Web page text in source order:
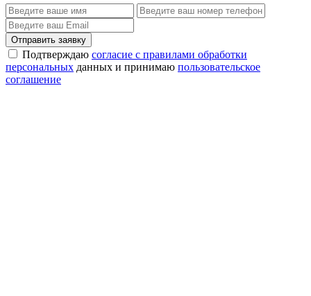
Отправить заявку
Подтверждаю согласие с правилами обработки
персональных данных и принимаю пользовательское
соглашение